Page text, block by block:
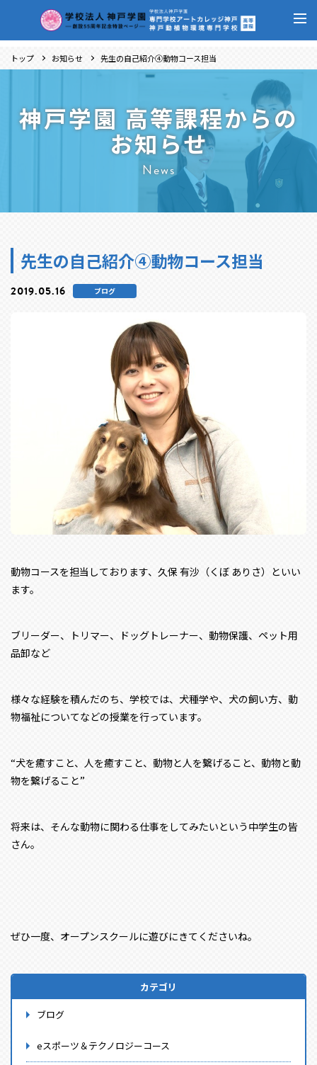
トップ お知らせ 先生の自己紹介④動物コース担当
神戸学園 高等課程からの
お知らせ
News
先生の自己紹介④動物コース担当
2019.05.16 ブログ
動物コースを担当しております、久保 有沙（くぼ ありさ）といい
ます。
ブリーダー、トリマー、ドッグトレーナー、動物保護、ペット用
品卸など
様々な経験を積んだのち、学校では、犬種学や、犬の飼い方、動
物福祉についてなどの授業を行っています。
“犬を癒すこと、人を癒すこと、動物と人を繋げること、動物と動
物を繋げること”
将来は、そんな動物に関わる仕事をしてみたいという中学生の皆
さん。
ぜひ一度、オープンスクールに遊びにきてくださいね。
カテゴリ
ブログ
eスポーツ＆テクノロジーコース